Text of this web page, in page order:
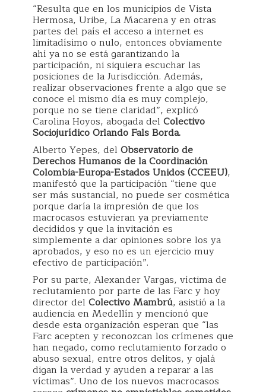
“Resulta que en los municipios de Vista
Hermosa, Uribe, La Macarena y en otras
partes del país el acceso a internet es
limitadísimo o nulo, entonces obviamente
ahí ya no se está garantizando la
participación, ni siquiera escuchar las
posiciones de la Jurisdicción. Además,
realizar observaciones frente a algo que se
conoce el mismo día es muy complejo,
porque no se tiene claridad”, explicó
Carolina Hoyos, abogada del Colectivo
Sociojurídico Orlando Fals Borda.
Alberto Yepes, del Observatorio de
Derechos Humanos de la Coordinación
Colombia-Europa-Estados Unidos (CCEEU),
manifestó que la participación “tiene que
ser más sustancial, no puede ser cosmética
porque daría la impresión de que los
macrocasos estuvieran ya previamente
decididos y que la invitación es
simplemente a dar opiniones sobre los ya
aprobados, y eso no es un ejercicio muy
efectivo de participación”.
Por su parte, Alexander Vargas, víctima de
reclutamiento por parte de las Farc y hoy
director del Colectivo Mambrú, asistió a la
audiencia en Medellín y mencionó que
desde esta organización esperan que “las
Farc acepten y reconozcan los crímenes que
han negado, como reclutamiento forzado o
abuso sexual, entre otros delitos, y ojalá
digan la verdad y ayuden a reparar a las
víctimas”. Uno de los nuevos macrocasos